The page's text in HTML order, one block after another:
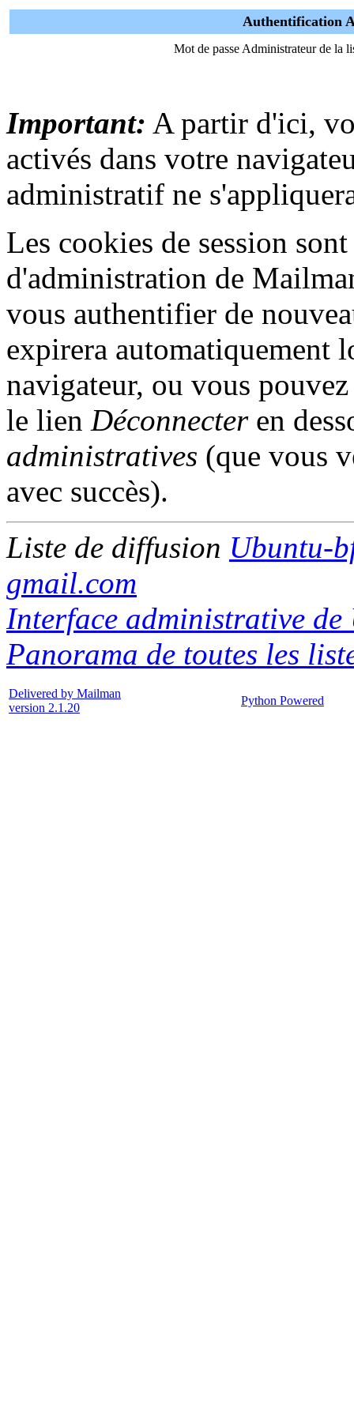
Authentification
Mot de passe Administrateur de la
Important: A partir d'ici,
activés dans votre
administratif ne
Les cookies de session
d'administration de
vous authentifier de
expirera automatiquement
navigateur, ou vous
le lien Déconnecteren
administratives (que vous
avec succès).
Liste de diffusion Ubuntu-
gmail.com
Interface administrative de
Panorama de toutes les
Delivered by Mailman
version 2.1.20
Python Powered